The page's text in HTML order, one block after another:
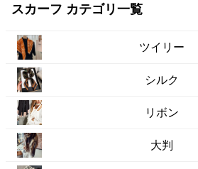
スカーフ カテゴリ一覧
ツイリー
シルク
リボン
大判